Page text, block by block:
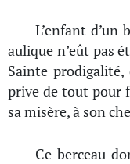
L’enfant d’un
aulique n’eût pas
Sainte
prive de tout pour
sa misère, à son
Ce berceau